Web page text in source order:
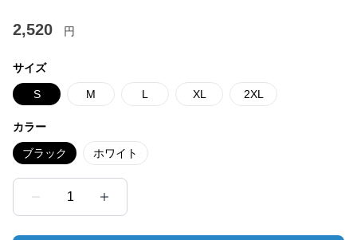
2,520 円
サイズ
S M L XL 2XL
カラー
ブラック ホワイト
1